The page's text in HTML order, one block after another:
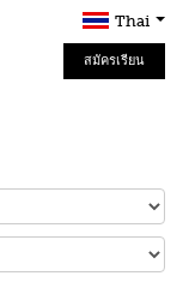
Thai
สมัครเรียน
Online